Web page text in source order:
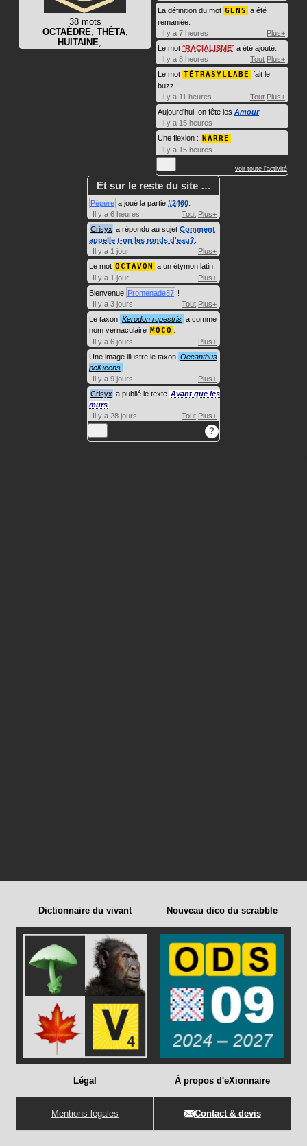
38 mots
OCTAÈDRE THÊTA,
HUITAINE
La définition du mot GENS a été
remaniée.
Il y a 7 heures
Plus+
Le mot RACIALISME a été ajouté.
Il y a 8 heures
Tout Plus+
Le mot TÉTRASYLLABE fait le
buzz !
Il y a 11 heures
Tout Plus+
Aujourd'hui, on fête les Amour.
Il y a 15 heures
Une flexion : NARRE
Il y a 15 heures
voir toute l'activité
Et sur le reste du site …
Pépère a joué la partie #2460
Il y a 6 heures
Tout Plus+
Crisyx a répondu au sujet Comment
appelle t-on les ronds d'eau?
Il y a 1 jour
Plus+
Le mot OCTAVON a un étymon latin.
Il y a 1 jour
Plus+
Bienvenue Promenade87 !
Il y a 3 jours
Tout Plus+
Le taxon Kerodon rupestris a comme
nom vernaculaire MOCO
Il y a 6 jours
Plus+
Une image illustre le taxon Oecanthus
pellucens
Il y a 9 jours
Plus+
Crisyx a publié le texte Avant que les
murs
Il y a 28 jours
Tout Plus+
?
Dictionnaire du vivant Nouveau dico du scrabble
Légal
Mentions légales
À propos d'eXionnaire
Contact & devis